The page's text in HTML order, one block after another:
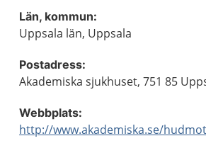
Län, kommun:
Uppsala län, Uppsala
Postadress:
Akademiska sjukhuset, 751 85
Webbplats:
http://www.akademiska.se/